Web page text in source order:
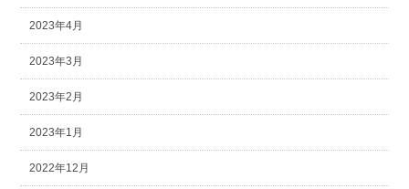
2023年4月
2023年3月
2023年2月
2023年1月
2022年12月